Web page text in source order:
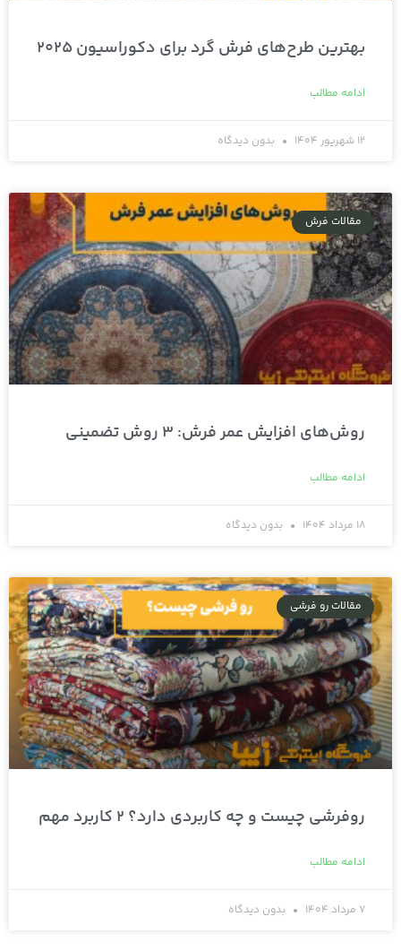
بهترین طرح‌های فرش گرد برای دکوراسیون 2025
ادامه مطالب
12 شهریور 1404 بدون دیدگاه
مقالات فرش
روش‌های افزایش عمر فرش: 3 روش تضمینی
ادامه مطالب
18 مرداد 1404 بدون دیدگاه
مقالات رو فرشی
روفرشی چیست و چه کاربردی دارد؟ 2 کاربرد مهم
ادامه مطالب
7 مرداد 1404 بدون دیدگاه